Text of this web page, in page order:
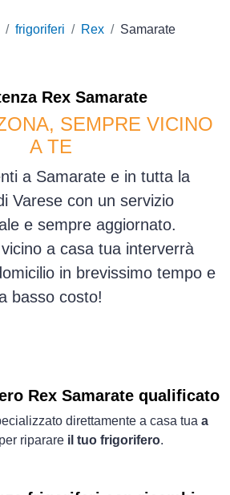
frigoriferi Rex Samarate
Rex Samarate
SEMPRE VICINO
A TE
a Samarate e in tutta la
Varese con un servizio
e sempre aggiornato.
a casa tua interverrà
in brevissimo tempo e
basso costo!
Rex Samarate qualificato
direttamente a casa tua a
per riparare il tuo frigorifero.